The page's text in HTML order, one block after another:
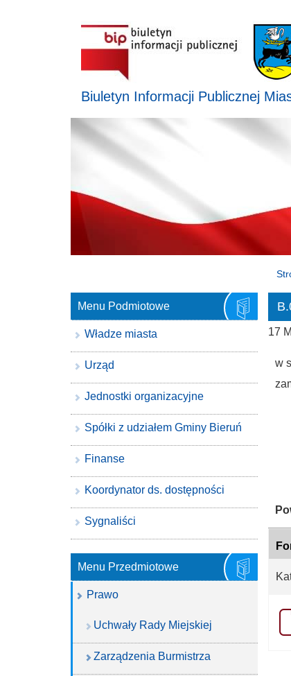
Biuletyn Informacji Publicznej
17
w
Menu Podmiotowe
Władze miasta
Urząd
Jednostki organizacyjne
Spółki z udziałem Gminy Bieruń
Finanse
Koordynator ds. dostępności
Sygnaliści
Menu Przedmiotowe
Prawo
Uchwały Rady Miejskiej
Zarządzenia Burmistrza